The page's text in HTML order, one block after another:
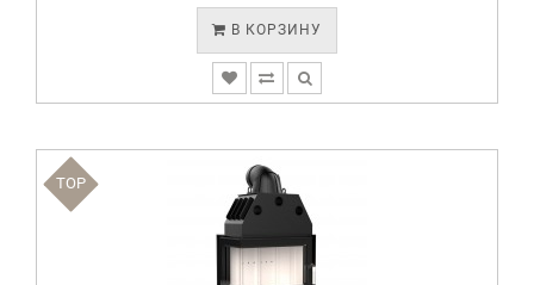
В КОРЗИНУ
TOP